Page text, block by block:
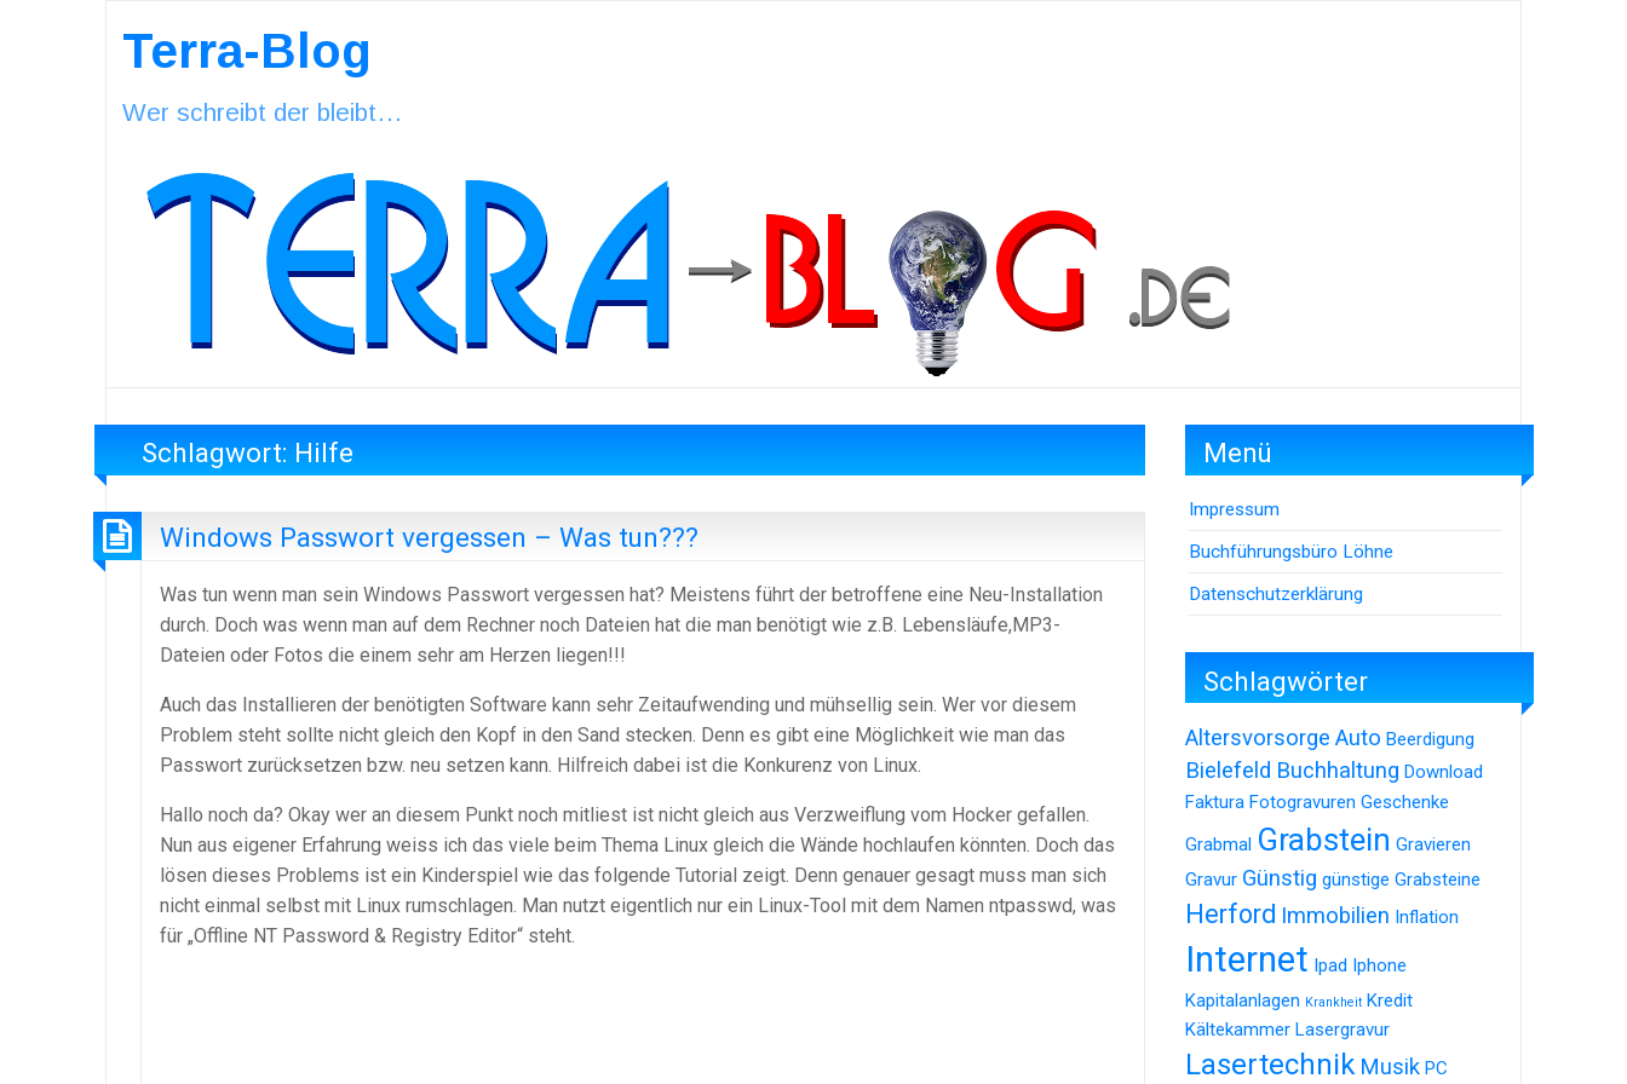
Terra-Blog
Wer schreibt der bleibt…
Schlagwort: Hilfe
Windows Passwort vergessen – Was tun???
Was tun wenn man sein Windows Passwort vergessen hat? Meistens führt der betroffene eine Neu-Installation
durch. Doch was wenn man auf dem Rechner noch Dateien hat die man benötigt wie z.B. Lebensläufe,MP3-
Dateien oder Fotos die einem sehr am Herzen liegen!!!
Auch das Installieren der benötigten Software kann sehr Zeitaufwending und mühsellig sein. Wer vor diesem
Problem steht sollte nicht gleich den Kopf in den Sand stecken. Denn es gibt eine Möglichkeit wie man das
Passwort zurücksetzen bzw. neu setzen kann. Hilfreich dabei ist die Konkurenz von Linux.
Hallo noch da? Okay wer an diesem Punkt noch mitliest ist nicht gleich aus Verzweiflung vom Hocker gefallen.
Nun aus eigener Erfahrung weiss ich das viele beim Thema Linux gleich die Wände hochlaufen könnten. Doch das
lösen dieses Problems ist ein Kinderspiel wie das folgende Tutorial zeigt. Denn genauer gesagt muss man sich
nicht einmal selbst mit Linux rumschlagen. Man nutzt eigentlich nur ein Linux-Tool mit dem Namen ntpasswd, was
für „Offline NT Password & Registry Editor“ steht.
Menü
Impressum
Buchführungsbüro Löhne
Datenschutzerklärung
Schlagwörter
Altersvorsorge Auto Beerdigung
Bielefeld Buchhaltung Download
Faktura Fotogravuren Geschenke
Grabmal Grabstein Gravieren
Gravur Günstig günstige Grabsteine
Herford Immobilien Inflation
Internet Ipad Iphone
Kapitalanlagen Krankheit Kredit
Kältekammer Lasergravur
Lasertechnik Musik PC